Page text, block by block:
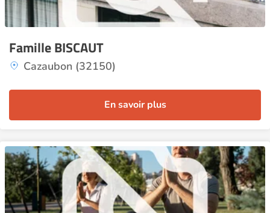
Famille BISCAUT
Cazaubon (32150)
En savoir plus